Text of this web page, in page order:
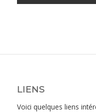
LIENS
Voici quelques liens